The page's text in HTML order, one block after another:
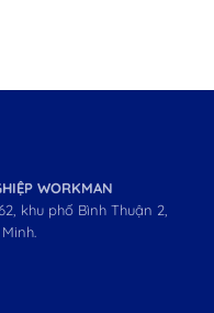
WORKMAN
khu phố Bình Thuận 2,